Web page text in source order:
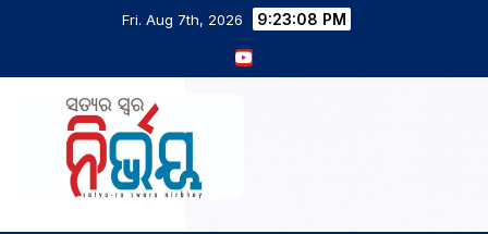
Fri. Aug 7th, 2026 9:23:09 PM